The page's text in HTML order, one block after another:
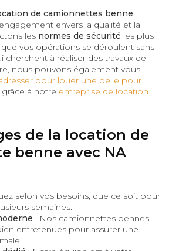
de camionnettes benne
envers la qualité et la
les normes de sécurité les plus
vos opérations se déroulent sans
cherchent à réaliser des travaux de
nous pouvons également vous
pour louer une pelle pour
grâce à notre entreprise de location
de la location de
benne avec NA
selon vos besoins, que ce soit pour
semaines.
: Nos camionnettes bennes
entretenues pour assurer une